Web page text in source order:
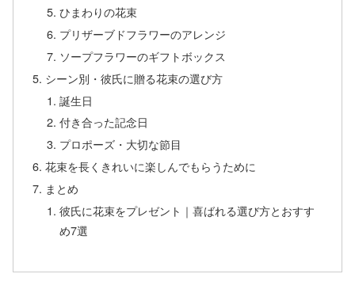
ひまわりの花束
プリザーブドフラワーのアレンジ
ソープフラワーのギフトボックス
シーン別・彼氏に贈る花束の選び方
誕生日
付き合った記念日
プロポーズ・大切な節目
花束を長くきれいに楽しんでもらうために
まとめ
彼氏に花束をプレゼント｜喜ばれる選び方とおすす
め7選